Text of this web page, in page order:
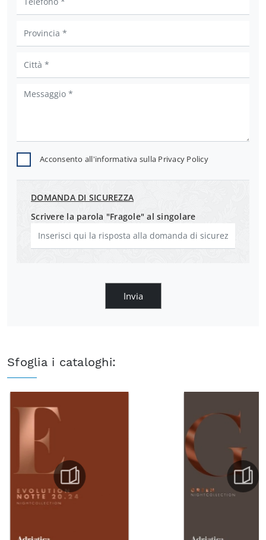
Acconsento all'informativa sulla Privacy Policy
DOMANDA DI SICUREZZA
Scrivere la parola "Fragole" al singolare
Invia
Sfoglia i cataloghi: